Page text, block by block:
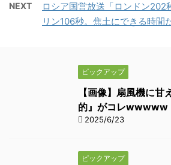
NEXT
ロシア国営放送「ロンドン202
リン106秒。焦土にできる時間だ
ピックアップ
【画像】扇風機に甘
的』がコレwwwww
2025/6/23
ピックアップ